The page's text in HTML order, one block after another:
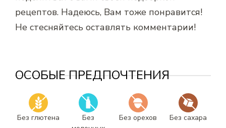
рецептов. Надеюсь, Вам тоже понравится!
Не стесняйтесь оставлять комментарии!
ОСОБЫЕ ПРЕДПОЧТЕНИЯ
Без глютена
Без
Без орехов Без сахара